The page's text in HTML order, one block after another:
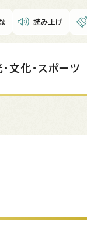
読み上げ
文化・スポーツ